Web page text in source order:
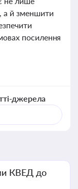
а й зменшити
посилення
джерела
КВЕД до